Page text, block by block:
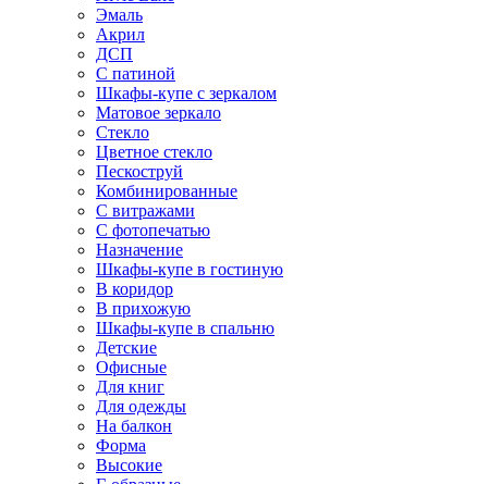
Эмаль
Акрил
ДСП
С патиной
Шкафы-купе с зеркалом
Матовое зеркало
Стекло
Цветное стекло
Пескоструй
Комбинированные
С витражами
С фотопечатью
Назначение
Шкафы-купе в гостиную
В коридор
В прихожую
Шкафы-купе в спальню
Детские
Офисные
Для книг
Для одежды
На балкон
Форма
Высокие